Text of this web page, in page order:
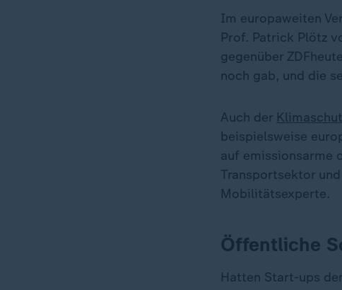
Im europaweiten
Prof. Patrick Plötz
gegenüber
noch gab, und die
Auch der
beispielsweise
auf emissionsarme
Transportsektor
Mobilitätsexperte.
Öffentliche
Hatten Start-ups